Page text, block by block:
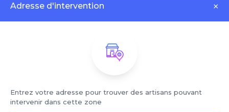
Adresse d'intervention ×
Entrez votre adresse pour trouver des artisans pouvant
intervenir dans cette zone
Service sélectionné